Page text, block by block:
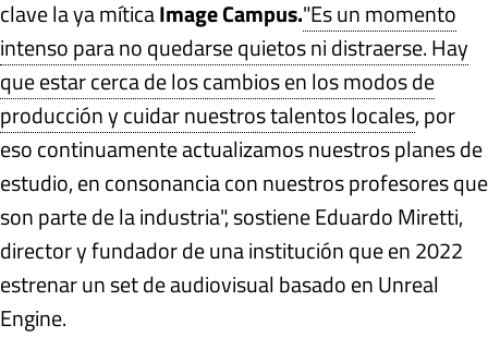
clave la ya míticaImage Campus."Es un momento
intenso para no quedarse quietos ni distraerse. Hay
que estar cerca de los cambios en los modos de
producción y cuidar nuestros talentos locales, por
eso continuamente actualizamos nuestros planes de
estudio, en consonancia con nuestros profesores que
son parte de la industria", sostiene Eduardo Miretti,
director y fundador de una institución que en 2022
estrenar un set de audiovisual basado en Unreal
Engine.